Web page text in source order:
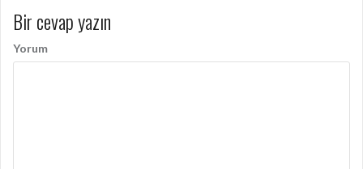
d
o
l
Bir cevap yazın
Yorum